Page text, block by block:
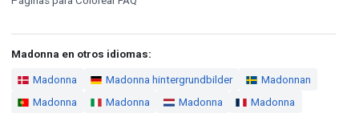
Madonna en otros idiomas:
Madonna Madonna hintergrundbilder
Madonnan
Madonna
Madonna Madonna
Madonna